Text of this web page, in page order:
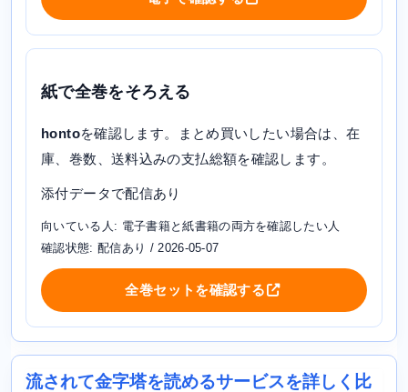
紙で全巻をそろえる
hontoを確認します。まとめ買いしたい場合は、在
庫、巻数、送料込みの支払総額を確認します。
添付データで配信あり
向いている人: 電子書籍と紙書籍の両方を確認したい人
確認状態: 配信あり / 2026-05-07
全巻セットを確認する
流されて金字塔を読めるサービスを詳しく比